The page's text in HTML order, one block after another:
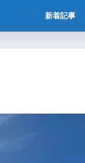
新着記事